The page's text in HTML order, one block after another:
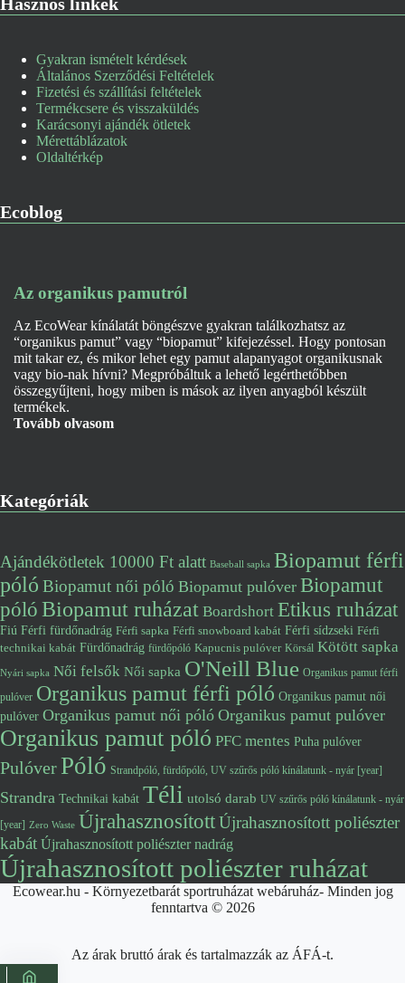
Gyakran ismételt kérdések
Általános Szerződési Feltételek
Fizetési és szállítási feltételek
Termékcsere és visszaküldés
Karácsonyi ajándék ötletek
Mérettáblázatok
Oldaltérkép
Ecoblog
Az organikus pamutról
Az EcoWear kínálatát böngészve gyakran találkozhatsz az
“organikus pamut” vagy “biopamut” kifejezéssel. Hogy pontosan
mit takar ez, és mikor lehet egy pamut alapanyagot organikusnak
vagy bio-nak hívni? Megpróbáltuk a lehető legérthetőbben
összegyűjteni, hogy miben is mások az ilyen anyagból készült
termékek.
Tovább olvasom
Kategóriák
Ajándékötletek 10000 Ft alatt Baseball sapka Biopamut férfi
póló Biopamut női póló Biopamut pulóver Biopamut
pólóBiopamut ruházat Boardshort Etikus ruházat
Fiú Férfi fürdőnadrág Férfi sapka Férfi snowboard kabát Férfi sídzseki Férfi
technikai kabát Fürdőnadrág fürdőpóló Kapucnis pulóver Körsál Kötött sapka
Nyári sapka Női felsők Női sapka O'Neill Blue Organikus pamut férfi
pulóver Organikus pamut férfi póló Organikus pamut női
pulóver Organikus pamut női póló Organikus pamut pulóver
Organikus pamut póló PFC mentes Puha pulóver
PulóverPóló Strandpóló, fürdőpóló, UV szűrős póló kínálatunk - nyár [year]
Strandra Technikai kabát Téli utolsó darab UV szűrős póló kínálatunk - nyár
[year] Zero Waste ÚjrahasznosítottÚjrahasznosított poliészter
kabát Újrahasznosított poliészter nadrág
Újrahasznosított poliészter ruházat
Ecowear.hu - Környezetbarát sportruházat webáruház- Minden jog
fenntartva © 2026
Az árak bruttó árak és tartalmazzák az ÁFÁ-t.